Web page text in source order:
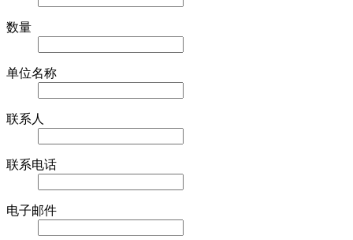
数量
单位名称
联系人
联系电话
电子邮件